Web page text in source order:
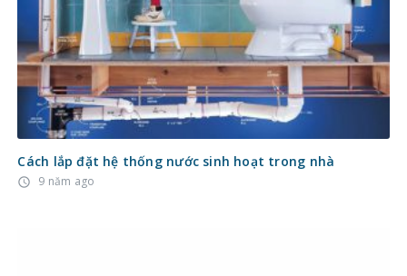
Cách lắp đặt hệ thống nước sinh hoạt trong nhà
access_time 9 năm ago